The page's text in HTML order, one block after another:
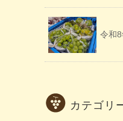
令和
カテゴリ